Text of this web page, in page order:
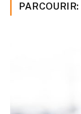
PARCOURIR: